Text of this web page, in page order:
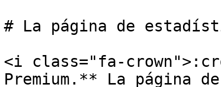
# La página de
<i class="fa-
Premium.** La página